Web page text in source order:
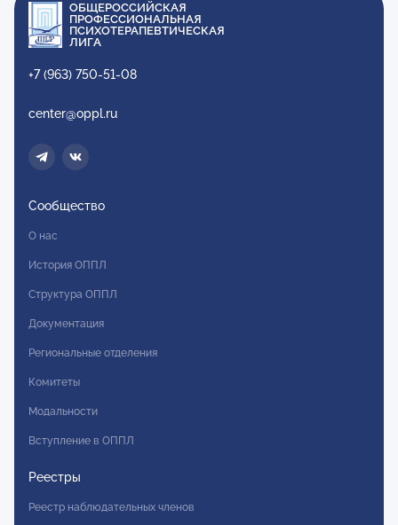
ОБЩЕРОССИЙСКАЯ
ПРОФЕССИОНАЛЬНАЯ
ПСИХОТЕРАПЕВТИЧЕСКАЯ
ЛИГА
+7 (963) 750-51-08
center@oppl.ru
Сообщество
О нас
История ОППЛ
Структура ОППЛ
Документация
Региональные отделения
Комитеты
Модальности
Вступление в ОППЛ
Реестры
Реестр наблюдательных членов